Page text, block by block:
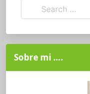
Sobre mi ….